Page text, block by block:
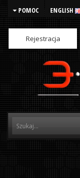
POMOC ENGLISH
Rejestracja